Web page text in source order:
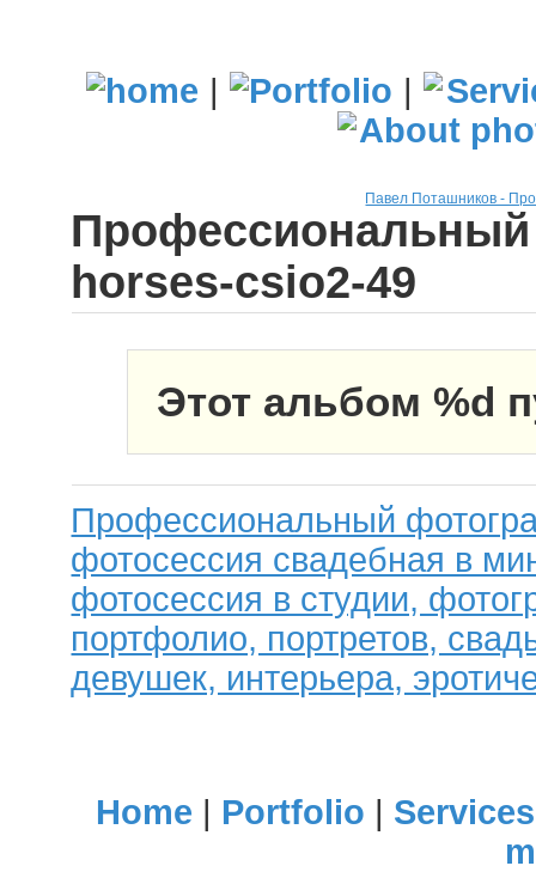
| |
Павел Поташников -
horses-csio2-49
Этот альбом %d
Профессиональный
фотосессия свадебная в
фотосессия в студии,
портфолио, портретов,
девушек, интерьера,
Home | Portfolio | Services